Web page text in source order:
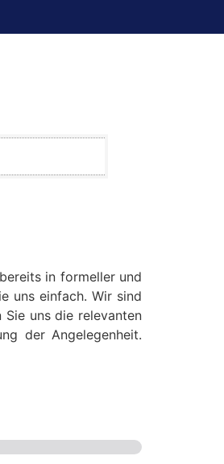
in formeller und
uns einfach. Wir sind
uns die relevanten
der Angelegenheit.